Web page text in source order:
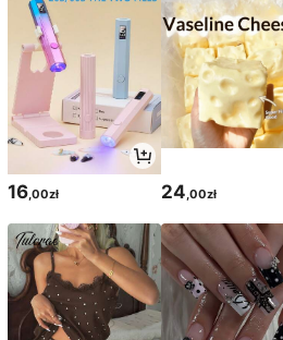
16 ,00zł 24 ,00zł